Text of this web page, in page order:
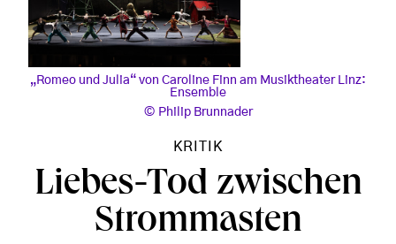
„Romeo und Julia“ von Caroline Finn am Musiktheater Linz:
Ensemble
Philip Brunnader
KRITIK
Liebes-Tod zwischen
Strommasten